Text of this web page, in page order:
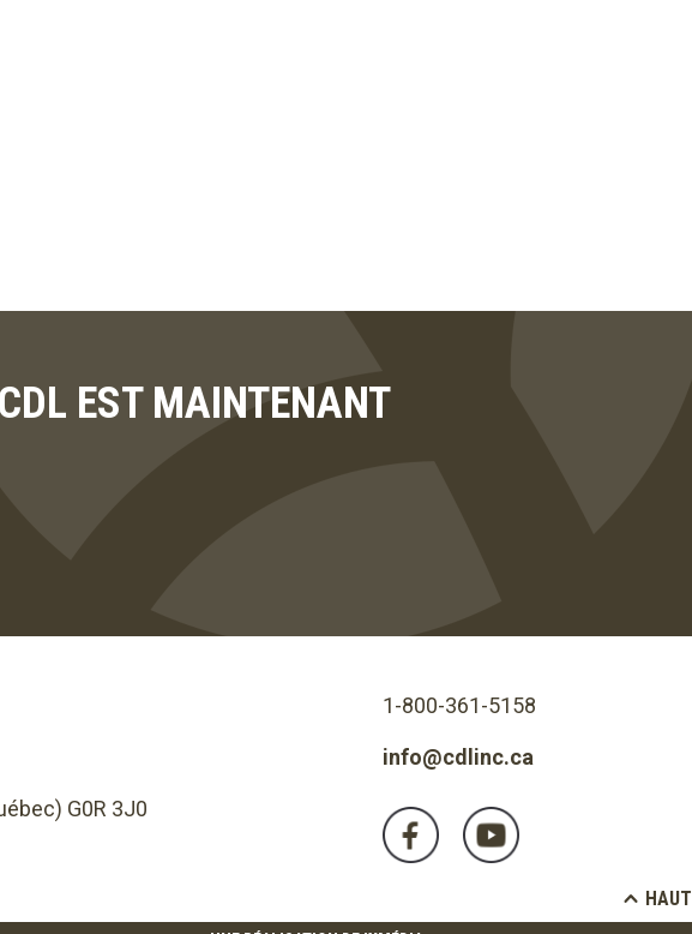
EST MAINTENANT
G0R 3J0
1-800-361-5158
info@cdlinc.ca
HAUT